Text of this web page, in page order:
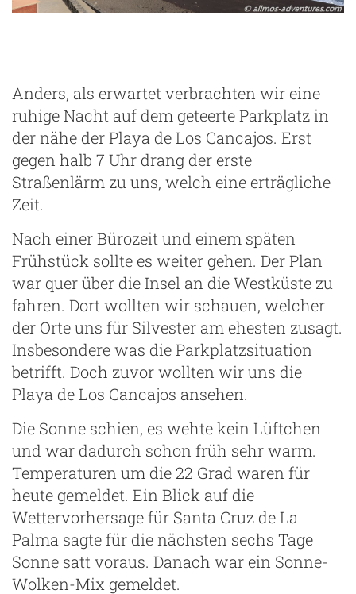
Anders, als erwartet verbrachten wir eine
ruhige Nacht auf dem geteerte Parkplatz in
der nähe der Playa de Los Cancajos. Erst
gegen halb 7 Uhr drang der erste
Straßenlärm zu uns, welch eine erträgliche
Zeit.
Nach einer Bürozeit und einem späten
Frühstück sollte es weiter gehen. Der Plan
war quer über die Insel an die Westküste zu
fahren. Dort wollten wir schauen, welcher
der Orte uns für Silvester am ehesten zusagt.
Insbesondere was die Parkplatzsituation
betrifft. Doch zuvor wollten wir uns die
Playa de Los Cancajos ansehen.
Die Sonne schien, es wehte kein Lüftchen
und war dadurch schon früh sehr warm.
Temperaturen um die 22 Grad waren für
heute gemeldet. Ein Blick auf die
Wettervorhersage für Santa Cruz de La
Palma sagte für die nächsten sechs Tage
Sonne satt voraus. Danach war ein Sonne-
Wolken-Mix gemeldet.